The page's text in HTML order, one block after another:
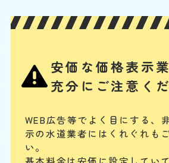
3,000円
ポケットに入れておいたスマホや、トイレの
もが持ち込んだおもちゃなどの固形物を落と
ッポンでの対応が難しく、かえって排水管の
す。物が見えない場合は専門業者に相談して
便器に
安価な価格表示
充分にご注意く
WEB広告等でよく目にする、
示の水道業者にはくれぐれも
い。